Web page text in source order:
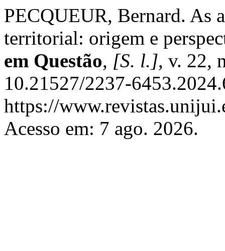
PECQUEUR, Bernard. As
territorial: origem e
em Questão, [S. l.], v. 22,
10.21527/2237-
https://
Acesso em: 7 ago. 2026.